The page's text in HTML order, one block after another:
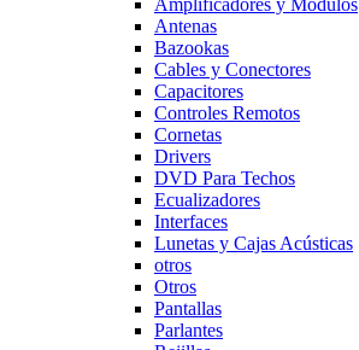
Antenas
Bazookas
Cables y Conectores
Capacitores
Controles Remotos
Cornetas
Drivers
DVD Para Techos
Ecualizadores
Interfaces
Lunetas y Cajas Acústicas
otros
Otros
Pantallas
Parlantes